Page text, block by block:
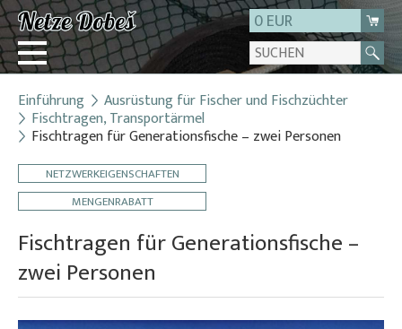
0 EUR
Login
Registrierung
Über uns
Kontakt
Einführung Ausrüstung für Fischer und Fischzüchter
Fischtragen, Transportärmel
Fischtragen für Generationsfische – zwei Personen
NETZWERKEIGENSCHAFTEN
MENGENRABATT
Fischtragen für Generationsfische –
zwei Personen